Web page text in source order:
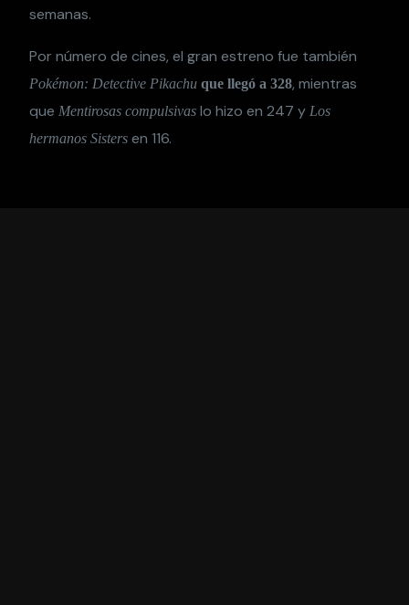
semanas.
Por número de cines, el gran estreno fue también
Pokémon: Detective Pikachu que llegó a 328, mientras
queMentirosas compulsivas lo hizo en 247 yLos
hermanos Sisters en 116.